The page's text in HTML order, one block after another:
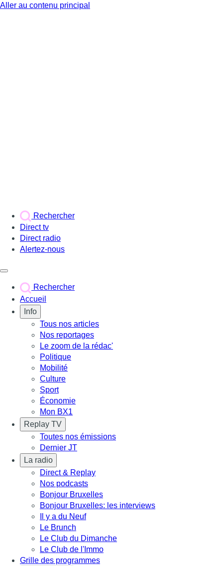
Aller au contenu principal
Rechercher
Direct tv
Direct radio
Alertez-nous
Rechercher
Accueil
Info
Tous nos articles
Nos reportages
Le zoom de la rédac'
Politique
Mobilité
Culture
Sport
Économie
Mon BX1
Replay TV
Toutes nos émissions
Dernier JT
La radio
Direct & Replay
Nos podcasts
Bonjour Bruxelles
Bonjour Bruxelles: les interviews
Il y a du Neuf
Le Brunch
Le Club du Dimanche
Le Club de l'Immo
Grille des programmes